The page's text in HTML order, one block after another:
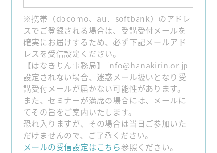
※携帯（docomo、au、softbank）のアドレ
スでご登録される場合は、受講受付メールを
確実にお届けするため、必ず下記メールアド
レスを受信設定ください。
【はなきりん事務局】 info@hanakirin.or.jp
設定されない場合、迷惑メール扱いとなり受
講受付メールが届かない可能性があります。
また、セミナーが満席の場合には、メールに
てその旨をご案内いたします。
恐れ入りますが、その場合は当日ご参加いた
だけませんので、ご了承ください。
メールの受信設定はこちら参照ください。